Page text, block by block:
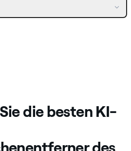
die besten KI-